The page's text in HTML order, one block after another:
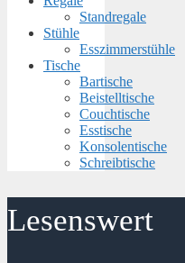
Standregale
Stühle
Esszimmerstühle
Tische
Bartische
Beistelltische
Couchtische
Esstische
Konsolentische
Schreibtische
Lesenswert